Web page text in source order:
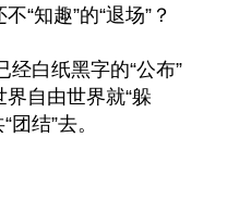
“知趣”的“退场”？
经白纸黑字的“公布”
界自由世界就“躲
结”去。